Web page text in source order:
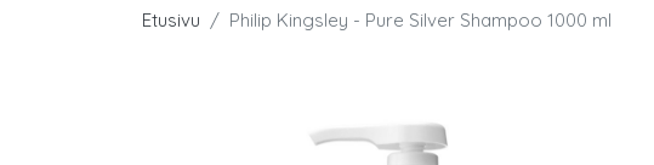
Etusivu Philip Kingsley - Pure Silver Shampoo 1000 ml